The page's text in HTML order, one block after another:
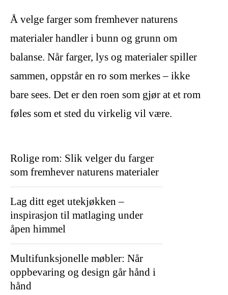
Å velge farger som fremhever naturens
materialer handler i bunn og grunn om
balanse. Når farger, lys og materialer spiller
sammen, oppstår en ro som merkes – ikke
bare sees. Det er den roen som gjør at et rom
føles som et sted du virkelig vil være.
Rolige rom: Slik velger du farger
som fremhever naturens materialer
Lag ditt eget utekjøkken –
inspirasjon til matlaging under
åpen himmel
Multifunksjonelle møbler: Når
oppbevaring og design går hånd i
hånd